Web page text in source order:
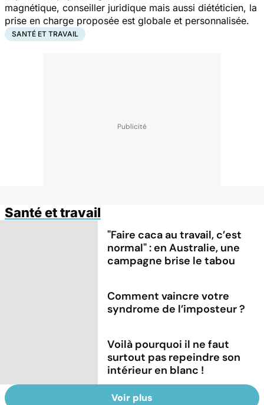
magnétique, conseiller juridique mais aussi diététicien, la
prise en charge proposée est globale et personnalisée.
SANTÉ ET TRAVAIL
Santé et travail
"Faire caca au travail, c’est
normal" : en Australie, une
campagne brise le tabou
Comment vaincre votre
syndrome de l’imposteur ?
Voilà pourquoi il ne faut
surtout pas repeindre son
intérieur en blanc !
Voir plus